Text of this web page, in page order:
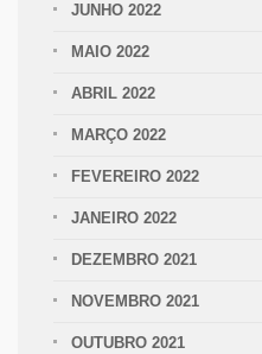
JUNHO 2022
MAIO 2022
ABRIL 2022
MARÇO 2022
FEVEREIRO 2022
JANEIRO 2022
DEZEMBRO 2021
NOVEMBRO 2021
OUTUBRO 2021